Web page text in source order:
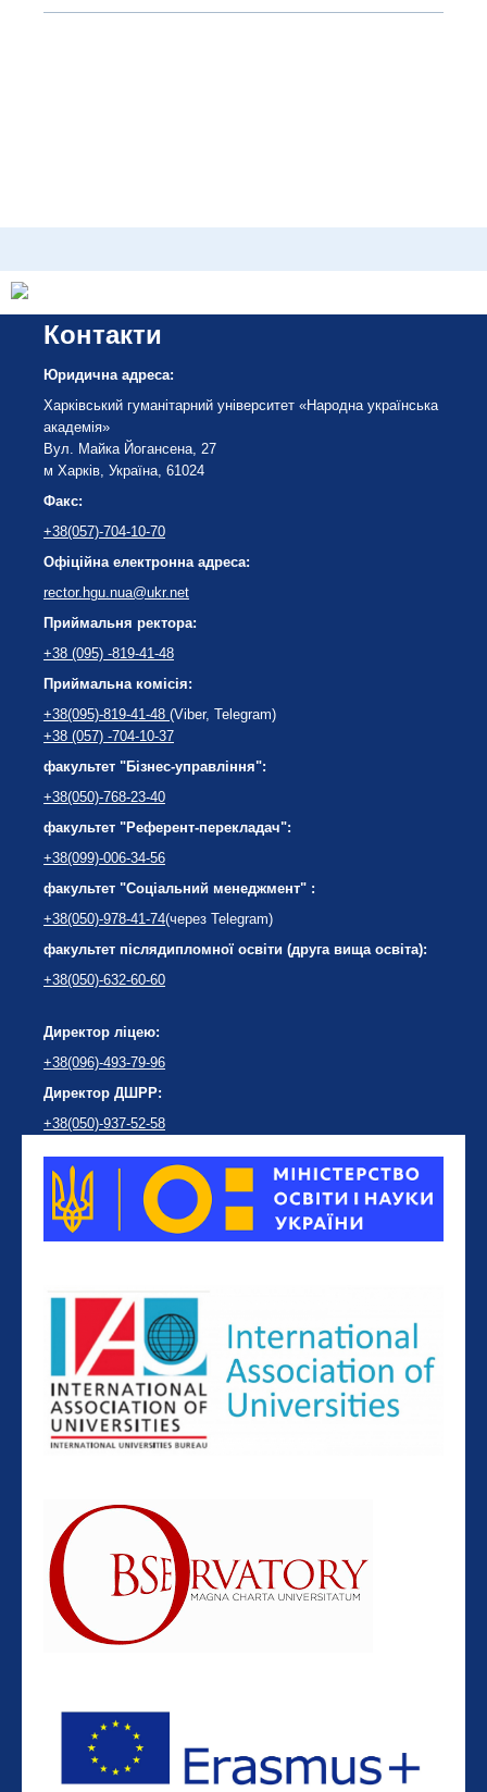
Контакти
Юридична адреса:
Харківський гуманітарний університет «Народна українська
академія»
Вул. Майка Йогансена, 27
м Харків, Україна, 61024
Факс:
+38(057)-704-10-70
Офіційна електронна адреса:
rector.hgu.nua@ukr.net
Приймальня ректора:
+38 (095) -819-41-48
Приймальна комісія:
+38(095)-819-41-48 (Viber, Telegram)
+38 (057) -704-10-37
факультет "Бізнес-управління":
+38(050)-768-23-40
факультет "Референт-перекладач":
+38(099)-006-34-56
факультет "Соціальний менеджмент" :
+38(050)-978-41-74(через Telegram)
факультет післядипломної освіти (друга вища освіта):
+38(050)-632-60-60
Директор ліцею:
+38(096)-493-79-96
Директор ДШРР:
+38(050)-937-52-58